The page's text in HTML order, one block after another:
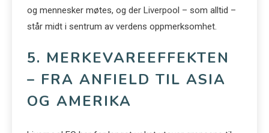
og mennesker møtes, og der Liverpool – som alltid –
står midt i sentrum av verdens oppmerksomhet.
5. MERKEVAREEFFEKTEN
– FRA ANFIELD TIL ASIA
OG AMERIKA